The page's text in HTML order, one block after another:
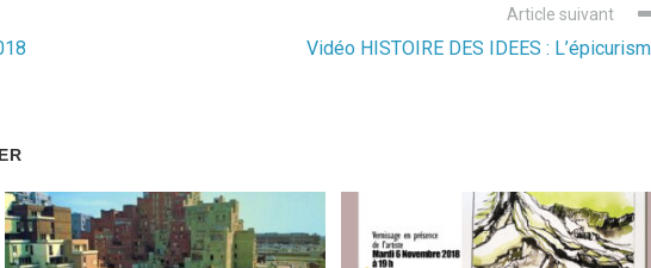
Article suivant
Vidéo HISTOIRE DES IDEES :